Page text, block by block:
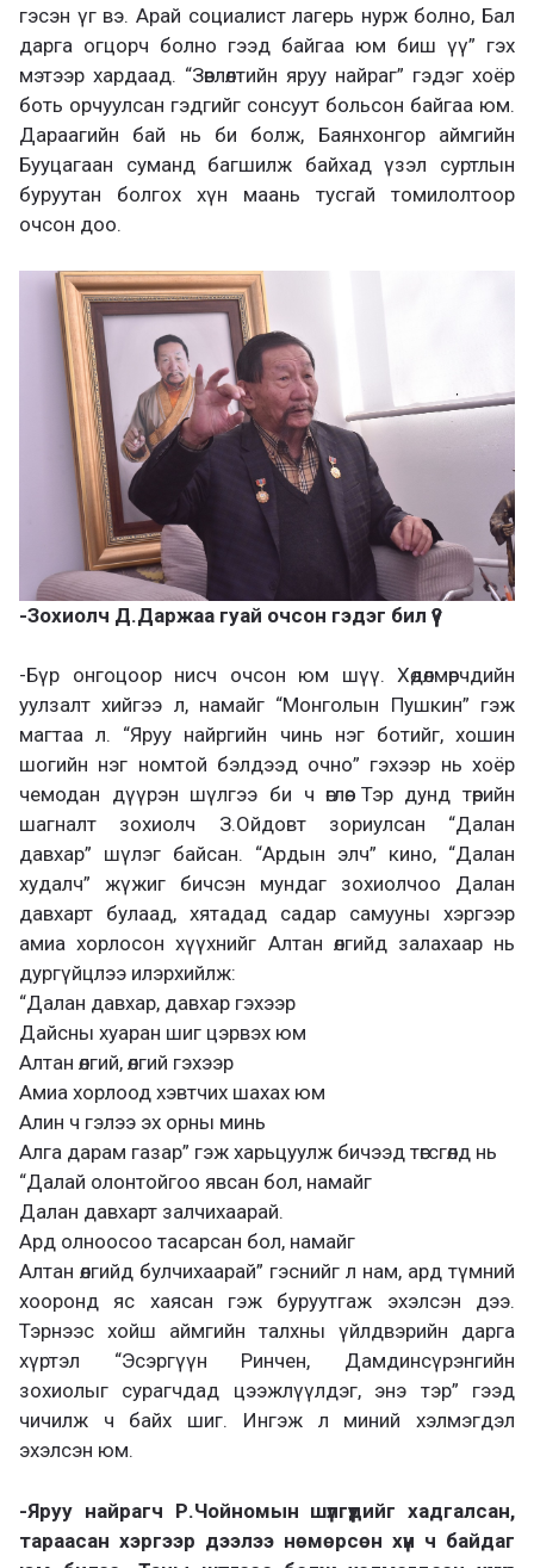
гэсэн үг вэ. Арай социалист лагерь нурж болно, Бал
дарга огцорч болно гээд байгаа юм биш үү” гэх
мэтээр хардаад. “Зөвлөлтийн яруу найраг” гэдэг хоёр
боть орчуулсан гэдгийг сонсуут больсон байгаа юм.
Дараагийн бай нь би болж, Баянхонгор аймгийн
Бууцагаан суманд багшилж байхад үзэл суртлын
буруутан болгох хүн маань тусгай томилолтоор
очсон доо.
-Зохиолч Д.Даржаа гуай очсон гэдэг бил үү?
-Бүр онгоцоор нисч очсон юм шүү. Хөдөлмөрчдийн
уулзалт хийгээ л, намайг “Монголын Пушкин” гэж
магтаа л. “Яруу найргийн чинь нэг ботийг, хошин
шогийн нэг номтой бэлдээд очно” гэхээр нь хоёр
чемодан дүүрэн шүлгээ би ч өглөө. Тэр дунд төрийн
шагналт зохиолч З.Ойдовт зориулсан “Далан
давхар” шүлэг байсан. “Ардын элч” кино, “Далан
худалч” жүжиг бичсэн мундаг зохиолчоо Далан
давхарт булаад, хятадад садар самууны хэргээр
амиа хорлосон хүүхнийг Алтан өлгийд залахаар нь
дургүйцлээ илэрхийлж:
“Далан давхар, давхар гэхээр
Дайсны хуаран шиг цэрвэх юм
Алтан өлгий, өлгий гэхээр
Амиа хорлоод хэвтчих шахах юм
Алин ч гэлээ эх орны минь
Алга дарам газар” гэж харьцуулж бичээд төгсгөлд нь
“Далай олонтойгоо явсан бол, намайг
Далан давхарт залчихаарай.
Ард олноосоо тасарсан бол, намайг
Алтан өлгийд булчихаарай” гэснийг л нам, ард түмний
хооронд яс хаясан гэж буруутгаж эхэлсэн дээ.
Тэрнээс хойш аймгийн талхны үйлдвэрийн дарга
хүртэл “Эсэргүүн Ринчен, Дамдинсүрэнгийн
зохиолыг сурагчдад цээжлүүлдэг, энэ тэр” гээд
чичилж ч байх шиг. Ингэж л миний хэлмэгдэл
эхэлсэн юм.
-Яруу найрагч Р.Чойномын шүлгүүдийг хадгалсан,
тараасан хэргээр дээлээ нөмөрсөн хүн ч байдаг